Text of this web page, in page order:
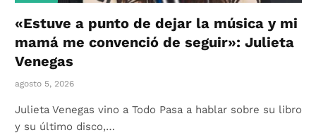
«Estuve a punto de dejar la música y mi
mamá me convenció de seguir»: Julieta
Venegas
agosto 5, 2026
Julieta Venegas vino a Todo Pasa a hablar sobre su libro
y su último disco,…